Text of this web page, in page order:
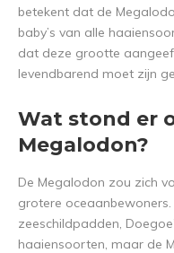
betekent dat de
baby’s van alle
dat deze grootte
levendbarend moet zijn
Wat stond er
Megalodon?
De Megalodon zou zich
grotere
zeeschildpadden,
haaiensoorten, maar de